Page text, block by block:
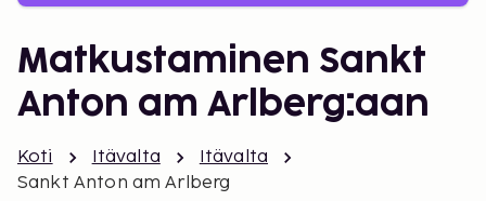
Matkustaminen Sankt
Anton am Arlberg:aan
Koti Itävalta
Itävalta
Sankt Anton am Arlberg